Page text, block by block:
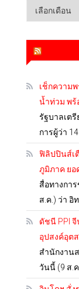
คลัง
เช็กความ
น้ำท่วม พ
รัฐบาลเต
การผู้ว่า 14
ฟิลิปปินส์เ
ภูมิภาค ยอ
สื่อทางกา
ส.ค.) ว่า อิท
ดัชนี PPI
อุปสงค์อุต
สำนักงาน
วันนี้ (9 ส.ค